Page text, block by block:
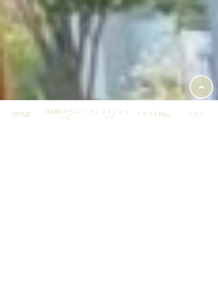
HOME
HARUからにつ
いて
オンラインショ
ップ
ミラブルPlus ブログ